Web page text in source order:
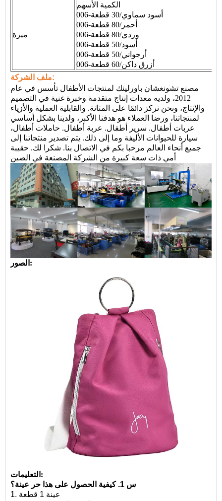
ميزة
الكمية الأسهم
006-أسود سماوي/30 قطعة
006-أحمر/80 قطعة
006-وردي/80 قطعة
006-أسود/50 قطعة
006-أرجواني/50 قطعة
006-أزرق داكن/60 قطعة
ملف الشركة:
مصنع تشونغشان باورلينك لمنتجات الأطفال تأسس في عام
2012، ولديه معدات إنتاج متقدمة وخبرة غنية في التصميم
والإنتاج، ونحن نركز دائمًا على المتانة. والقابلية العملية والأزياء
لمنتجاتنا، ورضا العملاء هو هدفنا الأكبر، ولدينا بشكل أساسي
عربات أطفال. سرير أطفال. عربة أطفال. حاملات أطفال،
سيارة للحيوانات الأليفة وما إلى ذلك. يتم تصدير منتجاتنا إلى
جميع أنحاء العالم مرحبا بكم في الاتصال بنا. شكرا لك. حقيبة
أمي ذات سعة كبيرة من الشركة المصنعة في الصين
الصور:
التعليمات:
س 1. كيفية الحصول على هذا
حر عينة؟
1.
عينة 1 قطعة